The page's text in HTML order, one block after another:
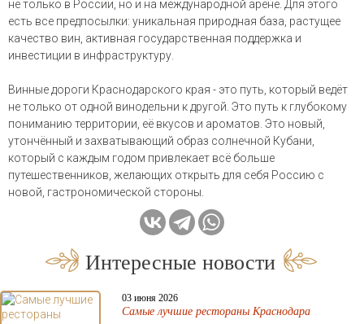
не только в России, но и на международной арене. Для этого
есть все предпосылки: уникальная природная база, растущее
качество вин, активная государственная поддержка и
инвестиции в инфраструктуру.
Винные дороги Краснодарского края - это путь, который ведёт
не только от одной винодельни к другой. Это путь к глубокому
пониманию территории, её вкусов и ароматов. Это новый,
утончённый и захватывающий образ солнечной Кубани,
который с каждым годом привлекает всё больше
путешественников, желающих открыть для себя Россию с
новой, гастрономической стороны.
Интересные новости
03 июня 2026
Самые лучшие рестораны Краснодара